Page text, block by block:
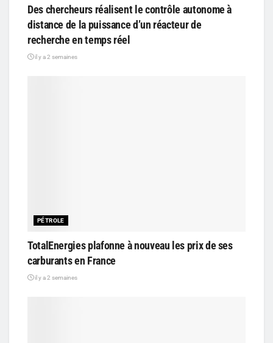
Des chercheurs réalisent le contrôle autonome à
distance de la puissance d’un réacteur de
recherche en temps réel
il y a 2 semaines
PÉTROLE
TotalEnergies plafonne à nouveau les prix de ses
carburants en France
il y a 2 semaines